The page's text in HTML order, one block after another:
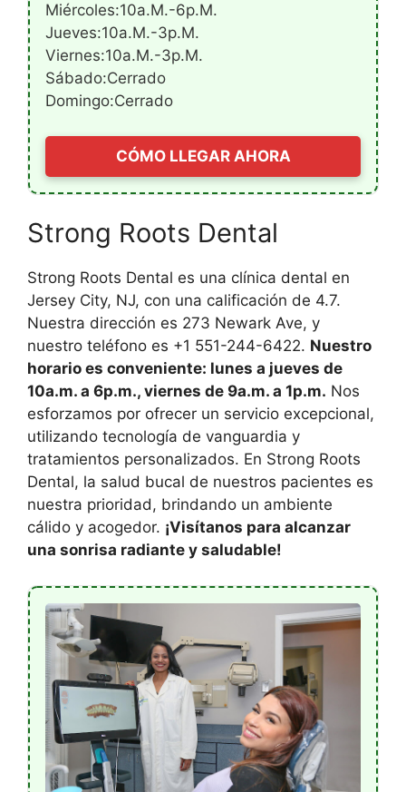
Miércoles:10a.m.-6p.m.
Jueves:10a.m.-3p.m.
Viernes:10a.m.-3p.m.
Sábado:Cerrado
Domingo:Cerrado
CÓMO LLEGAR AHORA
Strong Roots Dental
Strong Roots Dental es una clínica dental en
Jersey City, NJ, con una calificación de 4.7.
Nuestra dirección es 273 Newark Ave, y
nuestro teléfono es +1 551-244-6422. Nuestro
horario es conveniente: lunes a jueves de
10a.m. a 6p.m., viernes de 9a.m. a 1p.m. Nos
esforzamos por ofrecer un servicio excepcional,
utilizando tecnología de vanguardia y
tratamientos personalizados. En Strong Roots
Dental, la salud bucal de nuestros pacientes es
nuestra prioridad, brindando un ambiente
cálido y acogedor. ¡Visítanos para alcanzar
una sonrisa radiante y saludable!